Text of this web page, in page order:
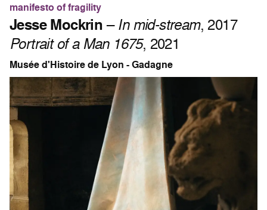
manifesto of fragility
Jesse Mockrin–In mid-stream, 2017
Portrait of a Man 1675, 2021
Musée d'Histoire de Lyon - Gadagne